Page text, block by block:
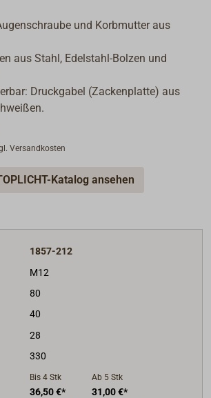
und Korbmutter aus
aus Stahl, Edelstahl-Bolzen und
Druckgabel (Zackenplatte) aus
Versandkosten
Katalog ansehen
1857-212
M12
80
40
28
330
Bis 4 Stk
36,50 €*
Ab 5 Stk
31,00 €*